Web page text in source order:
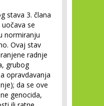
stava 3. člana
se
normiranju
Ovaj stav
radnje
grubog
opravdavanja
da se ove
genocida,